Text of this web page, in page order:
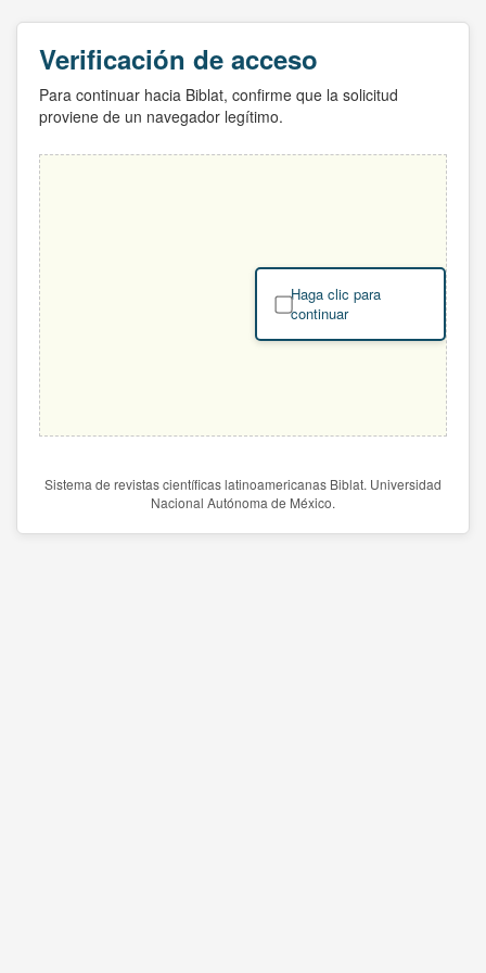
Verificación de acceso
Para continuar hacia Biblat, confirme que la solicitud
proviene de un navegador legítimo.
Haga clic para
continuar
Sistema de revistas científicas latinoamericanas Biblat. Universidad
Nacional Autónoma de México.